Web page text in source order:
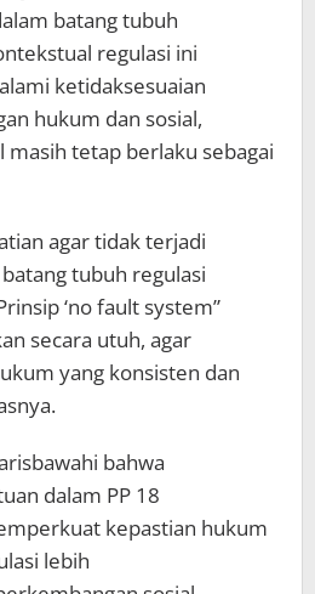
batang tubuh
regulasi ini
ketidaksesuaian
hukum dan sosial,
tetap berlaku sebagai
agar tidak terjadi
tubuh regulasi
‘no fault system”
secara utuh, agar
yang konsisten dan
bahwa
dalam PP 18
kepastian hukum
lebih